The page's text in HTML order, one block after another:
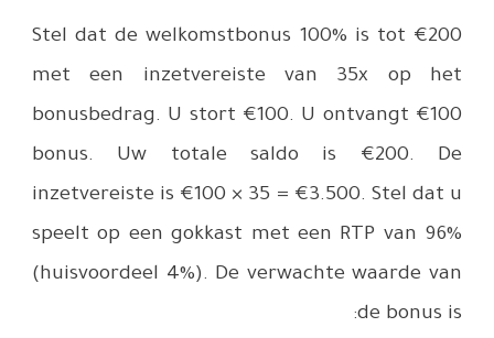
Stel dat
met een
bonus.
speelt op